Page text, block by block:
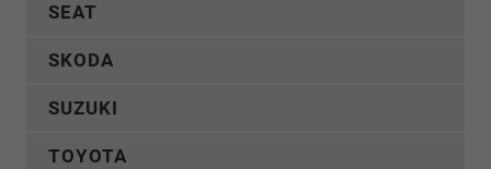
SEAT
SKODA
SUZUKI
TOYOTA